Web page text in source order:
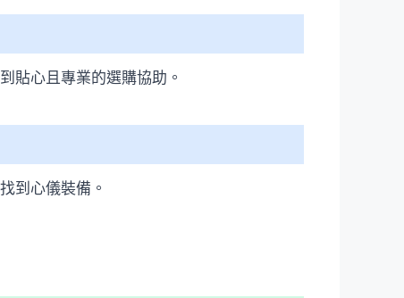
貼心且專業的選購協助。
到心儀裝備。